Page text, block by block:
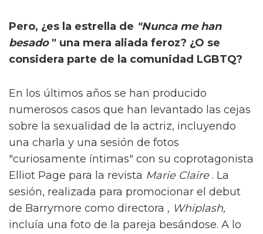
Pero, ¿es la estrella de "Nunca me han
besado " una mera aliada feroz? ¿O se
considera parte de la comunidad LGBTQ?
En los últimos años se han producido
numerosos casos que han levantado las cejas
sobre la sexualidad de la actriz, incluyendo
una charla y una sesión de fotos
"curiosamente íntimas" con su coprotagonista
Elliot Page para la revista Marie Claire . La
sesión, realizada para promocionar el debut
de Barrymore como directora , Whiplash,
incluía una foto de la pareja besándose. A lo